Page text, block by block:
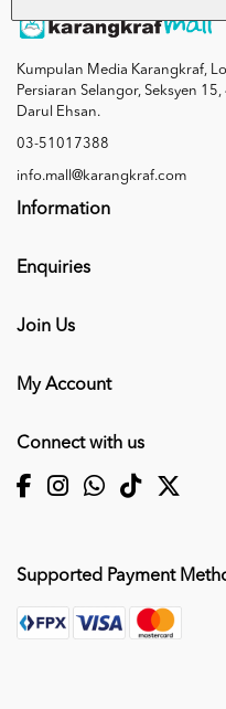
Kumpulan Media Karangkraf,
Persiaran Selangor, Seksyen
Darul Ehsan.
03-51017388
info.mall@karangkraf.com
Information
Enquiries
Join Us
My Account
Connect with us
Supported Payment